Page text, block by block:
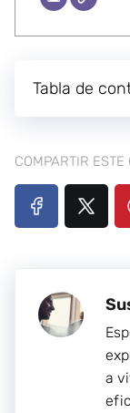
Tabla de
COMPARTIR ESTE
a